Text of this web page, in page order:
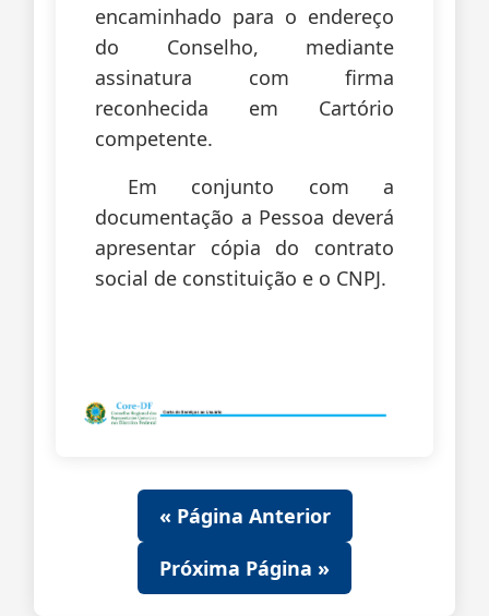
encaminhado para o endereço
do Conselho, mediante
assinatura com firma
reconhecida em Cartório
competente.
Em conjunto com a
documentação a Pessoa deverá
apresentar cópia do contrato
social de constituição e o CNPJ.
« Página Anterior
Próxima Página »